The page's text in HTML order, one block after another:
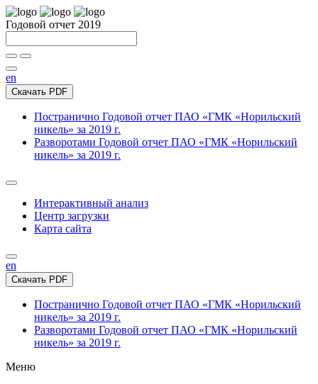
Годовой отчет 2019
en
Скачать PDF
Постранично Годовой отчет ПАО «ГМК «Норильский
никель» за 2019 г.
Разворотами Годовой отчет ПАО «ГМК «Норильский
никель» за 2019 г.
Интерактивный анализ
Центр загрузки
Карта сайта
en
Скачать PDF
Постранично Годовой отчет ПАО «ГМК «Норильский
никель» за 2019 г.
Разворотами Годовой отчет ПАО «ГМК «Норильский
никель» за 2019 г.
Меню